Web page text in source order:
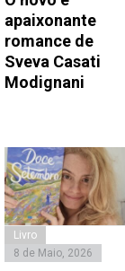
apaixonante
romance de
Sveva Casati
Modignani
Livro
8 de Maio, 2026